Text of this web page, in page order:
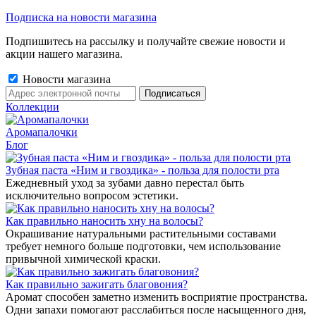
Подписка на новости магазина
Подпишитесь на рассылку и получайте свежие новости и
акции нашего магазина.
Новости магазина
Коллекции
Аромапалочки
Блог
Зубная паста «Ним и гвоздика» - польза для полости рта
Ежедневный уход за зубами давно перестал быть
исключительно вопросом эстетики.
Как правильно наносить хну на волосы?
Окрашивание натуральными растительными составами
требует немного больше подготовки, чем использование
привычной химической краски.
Как правильно зажигать благовония?
Аромат способен заметно изменить восприятие пространства.
Одни запахи помогают расслабиться после насыщенного дня,